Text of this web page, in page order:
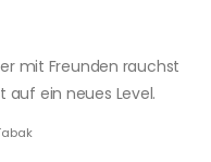
mit Freunden rauchst
auf ein neues Level.